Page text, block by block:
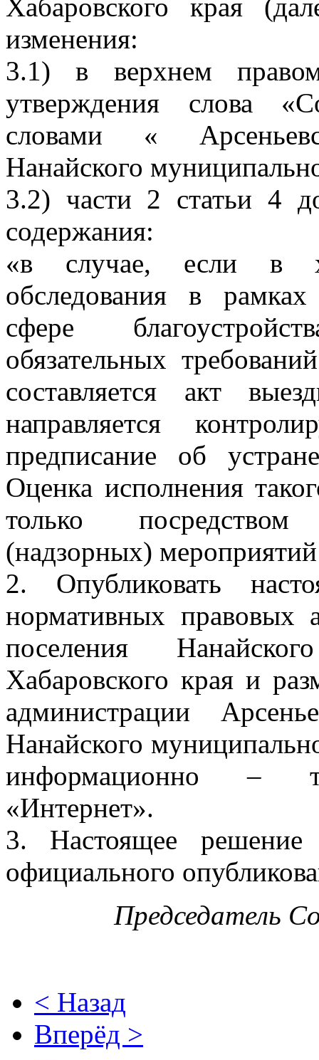
Хабаровского края
изменения:
3.1) в верхнем
утверждения слова
словами «
Нанайского
3.2) части 2 статьи 4
содержания:
«в случае, если в
обследования в
сфере
обязательных
составляется акт
направляется
предписание об
Оценка исполнения
только
(надзорных)
2. Опубликовать
нормативных правовых
поселения
Хабаровского края и
администрации
Нанайского
информационно –
«Интернет».
3. Настоящее
официального
Председатель
< Назад
Вперёд >